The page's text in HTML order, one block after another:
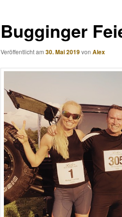
Bugginger
Veröffentlicht am 30. Mai 2019von Alex